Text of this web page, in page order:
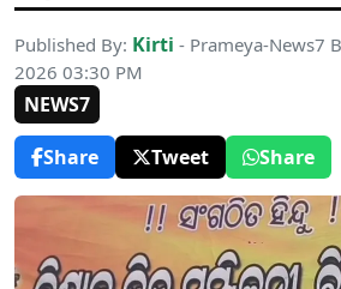
Published By: Kirti - Prameya-News7
2026 03:30 PM
NEWS7
Share
Tweet Share